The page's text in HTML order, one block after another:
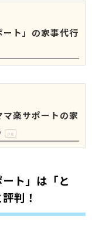
ト」の家事代行
楽サポートの家
PR
ト」は「と
判！